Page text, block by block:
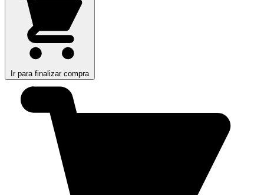
Ir para finalizar compra